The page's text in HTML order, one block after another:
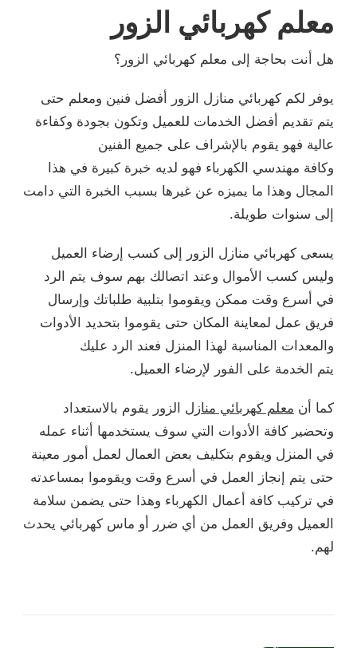
معلم كهربائي الزور
هل أنت بحاجة إلى معلم كهربائي الزور؟
يوفر لكم كهربائي منازل الزور أفضل فنين ومعلم حتى
يتم تقديم أفضل الخدمات للعميل وتكون بجودة وكفاءة
عالية فهو يقوم بالإشراف على جميع الفنين
وكافة مهندسي الكهرباء فهو لديه خبرة كبيرة في هذا
المجال وهذا ما يميزه عن غيرها بسبب الخبرة التي دامت
إلى سنوات طويلة.
يسعى كهربائي منازل الزور إلى كسب إرضاء العميل
وليس كسب الأموال وعند اتصالك بهم سوف يتم الرد
في أسرع وقت ممكن ويقوموا بتلبية طلباتك وإرسال
فريق عمل لمعاينة المكان حتى يقوموا بتحديد الأدوات
والمعدات المناسبة لهذا المنزل فعند الرد عليك
يتم الخدمة على الفور لإرضاء العميل.
كما أن معلم كهربائي منازل الزور يقوم بالاستعداد
وتحضير كافة الأدوات التي سوف يستخدمها أثناء عمله
في المنزل ويقوم بتكليف بعض العمال لعمل أمور معينة
حتى يتم إنجاز العمل في أسرع وقت ويقوموا بمساعدته
في تركيب كافة أعمال الكهرباء وهذا حتى يضمن سلامة
العميل وفريق العمل من أي ضرر أو ماس كهربائي يحدث
لهم.